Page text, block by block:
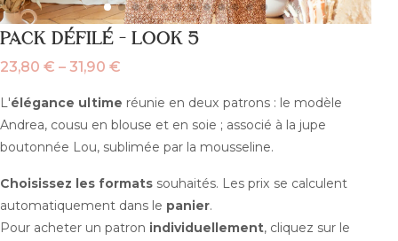
PACK DÉFILÉ – LOOK 5
23,80 € – 31,90 €
Plage
de
prix :
23,80 €
31,90 €
L'élégance ultime réunie en deux patrons : le modèle
Andrea, cousu en blouse et en soie ; associé à la jupe
boutonnée Lou, sublimée par la mousseline.
Choisissez les formats souhaités. Les prix se calculent
automatiquement dans le panier.
Pour acheter un patron individuellement, cliquez sur le